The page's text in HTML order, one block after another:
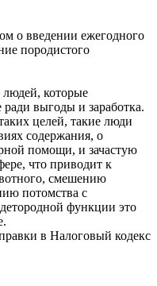
о введении ежегодного
породистого
людей, которые
выгоды и заработка.
целей, такие люди
содержания, о
помощи, и зачастую
что приводит к
смешению
потомства с
функции это
в Налоговый кодекс